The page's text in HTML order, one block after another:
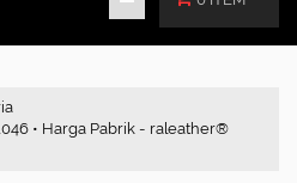
• Harga Pabrik - raleather®